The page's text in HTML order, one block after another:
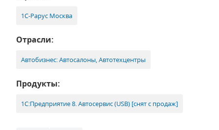
1С-Рарус Москва
Отрасли:
Автобизнес: Автосалоны, Автотехцентры
Продукты:
1С:Предприятие 8. Автосервис (USB) [снят с продаж]